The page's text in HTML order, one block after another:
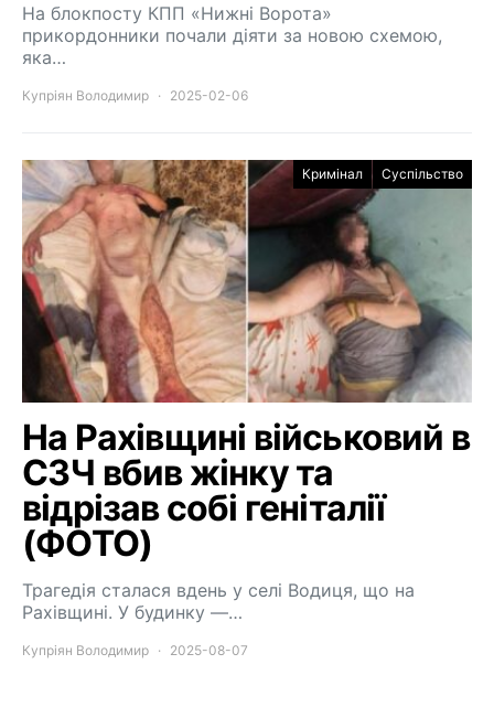
На блокпосту КПП «Нижні Ворота»
прикордонники почали діяти за новою схемою,
яка…
Купріян Володимир 2025-02-06
Кримінал Суспільство
На Рахівщині військовий в
СЗЧ вбив жінку та
відрізав собі геніталії
(ФОТО)
Трагедія сталася вдень у селі Водиця, що на
Рахівщині. У будинку —…
Купріян Володимир 2025-08-07